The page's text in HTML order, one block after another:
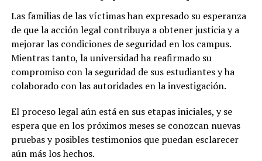
Las familias de las víctimas han expresado su esperanza
de que la acción legal contribuya a obtener justicia y a
mejorar las condiciones de seguridad en los campus.
Mientras tanto, la universidad ha reafirmado su
compromiso con la seguridad de sus estudiantes y ha
colaborado con las autoridades en la investigación.
El proceso legal aún está en sus etapas iniciales, y se
espera que en los próximos meses se conozcan nuevas
pruebas y posibles testimonios que puedan esclarecer
aún más los hechos.